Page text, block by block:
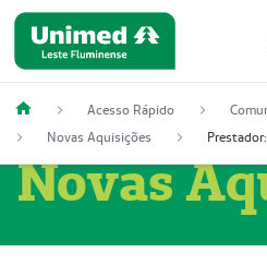
Acesso Rápido
Novas Aquisições
Novas